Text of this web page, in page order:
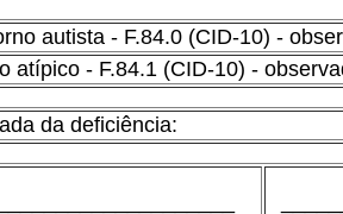
autista - F.84.0 (CID-10) -
atípico - F.84.1 (CID-10) -
da deficiência: